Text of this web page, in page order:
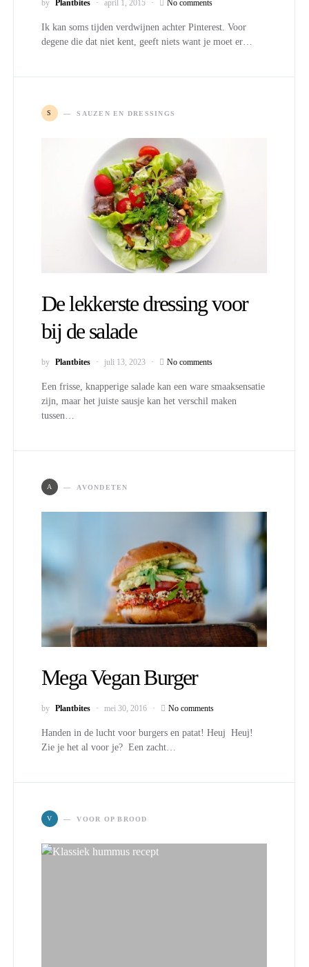
by Plantbites april 1, 2015 No comments
Ik kan soms tijden verdwijnen achter Pinterest. Voor
degene die dat niet kent, geeft niets want je moet er…
S SAUZEN EN DRESSINGS
De lekkerste dressing voor
bij de salade
by Plantbites juli 13, 2023 No comments
Een frisse, knapperige salade kan een ware smaaksensatie
zijn, maar het juiste sausje kan het verschil maken
tussen…
A AVONDETEN
Mega Vegan Burger
by Plantbites mei 30, 2016 No comments
Handen in de lucht voor burgers en patat! Heuj Heuj!
Zie je het al voor je? Een zacht…
V VOOR OP BROOD